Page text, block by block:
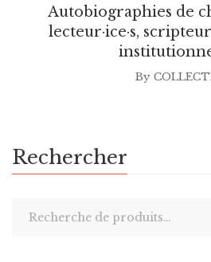
Autobiographies de
lecteur·ice·s,
By
Rechercher